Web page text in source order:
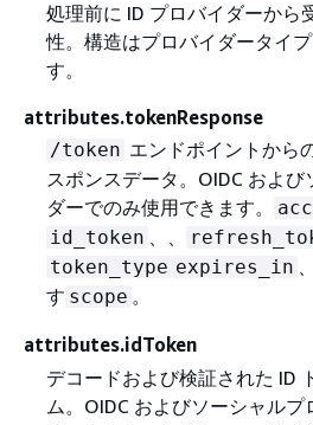
処理前に ID プロバイダーから
性。構造はプロバイダータイ
す。
attributes.tokenResponse
/token エンドポイントから
スポンスデータ。OIDC および
ダーでのみ使用できます。
id_token 、、
token_type expires_in
す scope 。
attributes.idToken
デコードおよび検証された ID
ム。OIDC およびソーシャル